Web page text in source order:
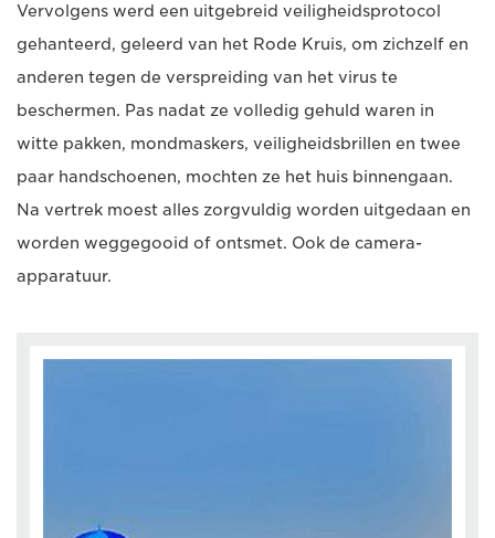
Vervolgens werd een uitgebreid veiligheidsprotocol
gehanteerd, geleerd van het Rode Kruis, om zichzelf en
anderen tegen de verspreiding van het virus te
beschermen. Pas nadat ze volledig gehuld waren in
witte pakken, mondmaskers, veiligheidsbrillen en twee
paar handschoenen, mochten ze het huis binnengaan.
Na vertrek moest alles zorgvuldig worden uitgedaan en
worden weggegooid of ontsmet. Ook de camera-
apparatuur.